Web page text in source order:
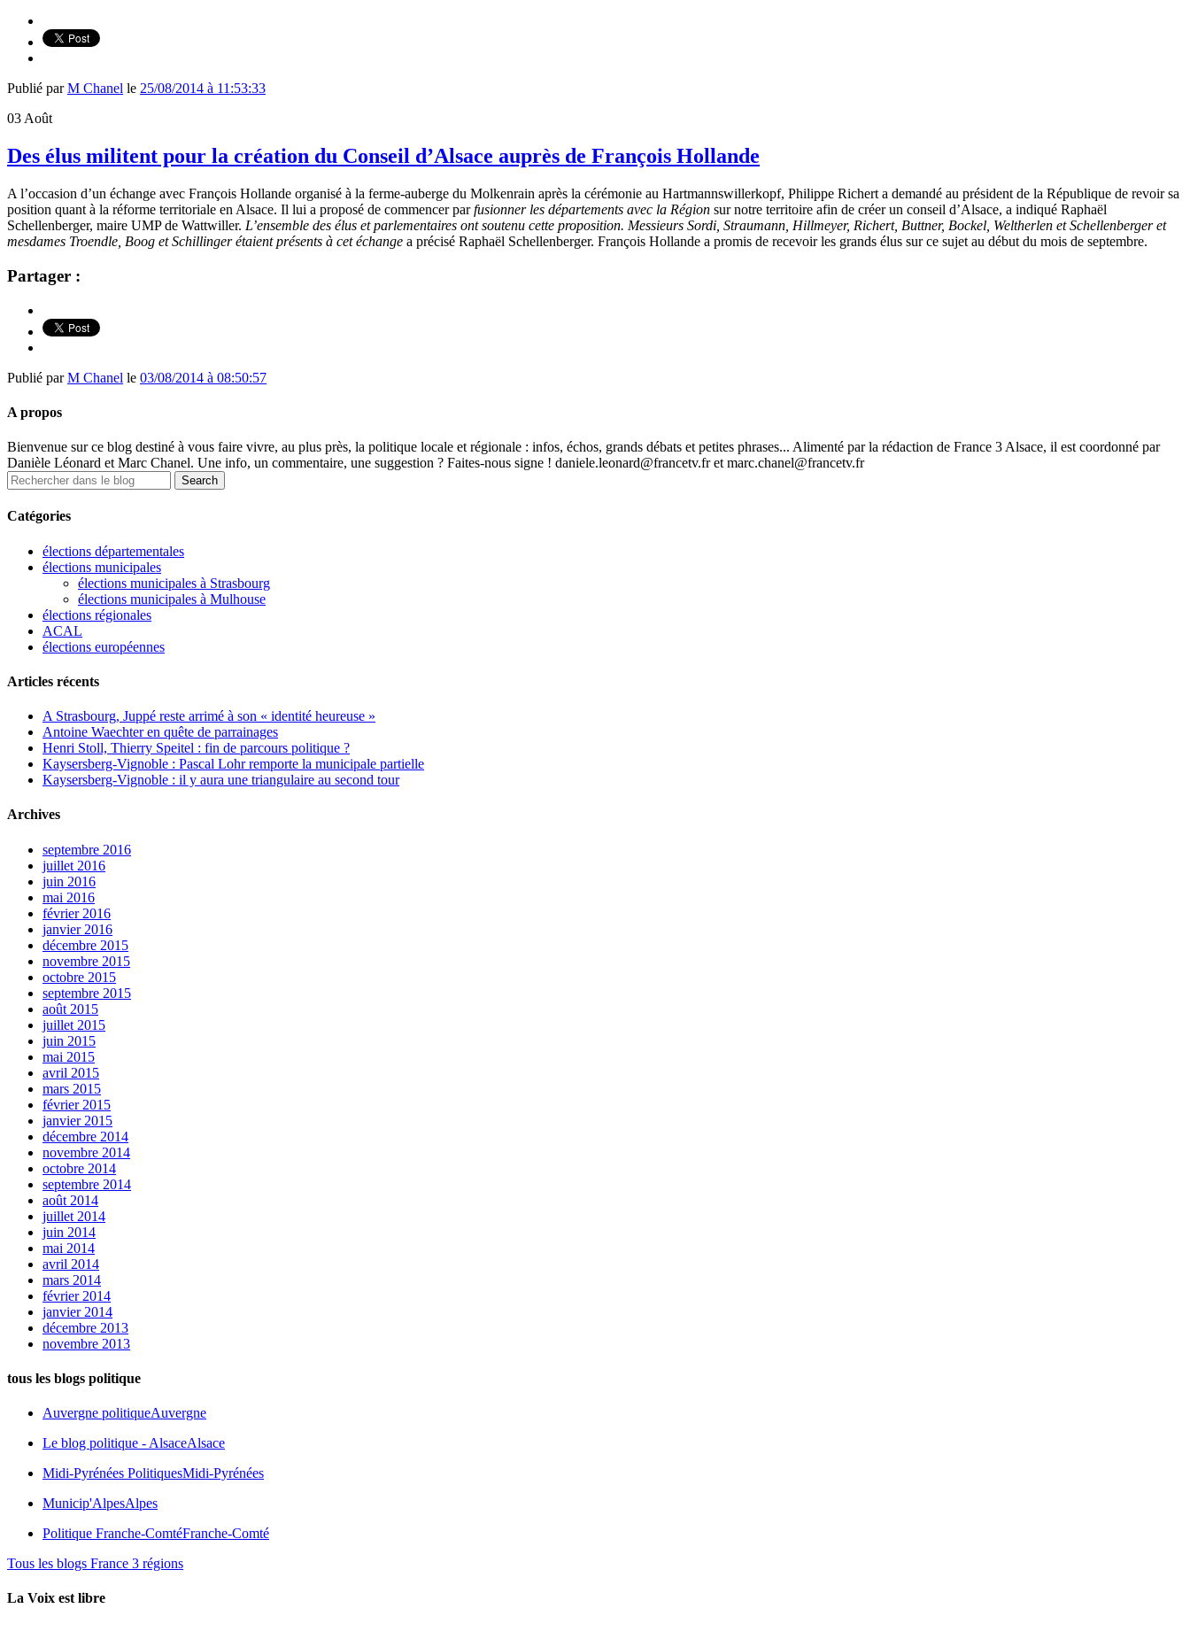
Publié parM Chanel le 25/08/2014 à 11:53:33
03 Août
Des élus militent pour la création du Conseil d’Alsace auprès de François Hollande
A l’occasion d’un échange avec François Hollande organisé à la ferme-auberge du Molkenrain après la cérémonie au Hartmannswillerkopf, Philippe Richert a demandé au président de la République de revoir sa
position quant à la réforme territoriale en Alsace. Il lui a proposé de commencer parfusionner les départements avec la Région sur notre territoire afin de créer un conseil d’Alsace, a indiqué Raphaël
Schellenberger, maire UMP de Wattwiller. L’ensemble des élus et parlementaires ont soutenu cette proposition. Messieurs Sordi, Straumann, Hillmeyer, Richert, Buttner, Bockel, Weltherlen et Schellenberger et
mesdames Troendle, Boog et Schillinger étaient présents à cet échange a précisé Raphaël Schellenberger. François Hollande a promis de recevoir les grands élus sur ce sujet au début du mois de septembre.
Partager :
Publié parM Chanel le 03/08/2014 à 08:50:57
A propos
Bienvenue sur ce blog destiné à vous faire vivre, au plus près, la politique locale et régionale : infos, échos, grands débats et petites phrases... Alimenté par la rédaction de France 3 Alsace, il est coordonné par
Danièle Léonard et Marc Chanel. Une info, un commentaire, une suggestion ? Faites-nous signe ! daniele.leonard@francetv.fr et marc.chanel@francetv.fr
Catégories
élections départementales
élections municipales
élections municipales à Strasbourg
élections municipales à Mulhouse
élections régionales
ACAL
élections européennes
Articles récents
A Strasbourg, Juppé reste arrimé à son « identité heureuse »
Antoine Waechter en quête de parrainages
Henri Stoll, Thierry Speitel : fin de parcours politique ?
Kaysersberg-Vignoble : Pascal Lohr remporte la municipale partielle
Kaysersberg-Vignoble : il y aura une triangulaire au second tour
Archives
septembre 2016
juillet 2016
juin 2016
mai 2016
février 2016
janvier 2016
décembre 2015
novembre 2015
octobre 2015
septembre 2015
août 2015
juillet 2015
juin 2015
mai 2015
avril 2015
mars 2015
février 2015
janvier 2015
décembre 2014
novembre 2014
octobre 2014
septembre 2014
août 2014
juillet 2014
juin 2014
mai 2014
avril 2014
mars 2014
février 2014
janvier 2014
décembre 2013
novembre 2013
tous les blogs politique
Auvergne politiqueAuvergne
Le blog politique - AlsaceAlsace
Midi-Pyrénées PolitiquesMidi-Pyrénées
Municip'AlpesAlpes
Politique Franche-ComtéFranche-Comté
Tous les blogs France 3 régions
La Voix est libre